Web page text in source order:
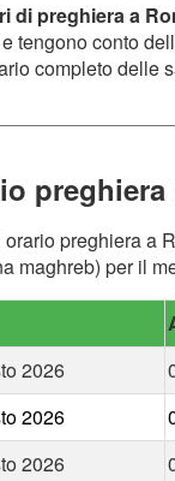
di preghiera a
e tengono conto
completo delle
orario preghiera a
maghreb) per il
2026
2026
2026